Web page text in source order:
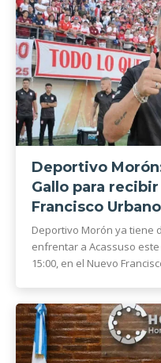
Deportivo
Gallo para recibir
Francisco Urbano
Deportivo Morón ya tiene
enfrentar a Acassuso
15:00, en el Nuevo